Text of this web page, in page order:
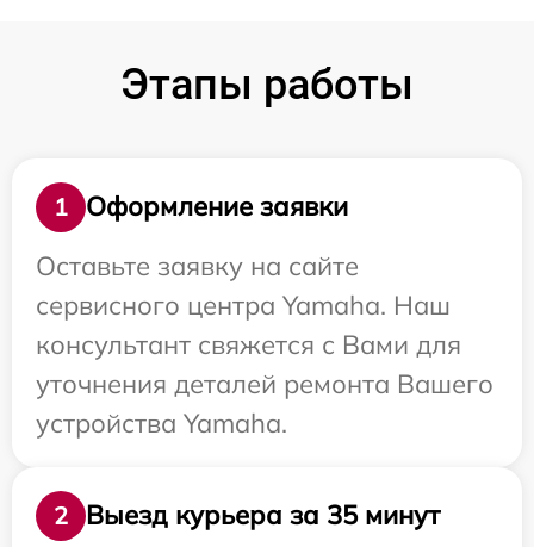
Этапы работы
1
Оформление заявки
Оставьте заявку на сайте
сервисного центра Yamaha. Наш
консультант свяжется с Вами для
уточнения деталей ремонта Вашего
устройства Yamaha.
2
Выезд курьера за 35 минут